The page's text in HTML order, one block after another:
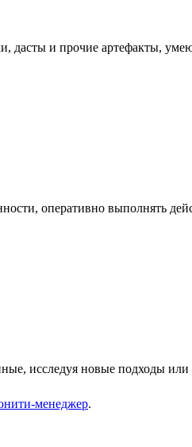
и прочие артефакты,
оперативно выполнять
исследуя новые подходы или
менеджер.